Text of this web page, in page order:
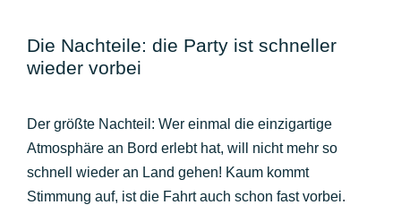
Die Nachteile: die Party ist schneller
wieder vorbei
Der größte Nachteil: Wer einmal die einzigartige
Atmosphäre an Bord erlebt hat, will nicht mehr so
schnell wieder an Land gehen! Kaum kommt
Stimmung auf, ist die Fahrt auch schon fast vorbei.